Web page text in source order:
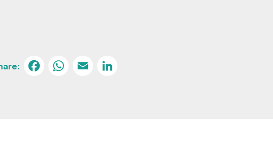
Facebook
WhatsApp
Email